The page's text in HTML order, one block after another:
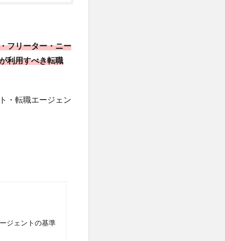
フリーター・ニー
利用すべき転職
・転職エージェン
ジェントの基準